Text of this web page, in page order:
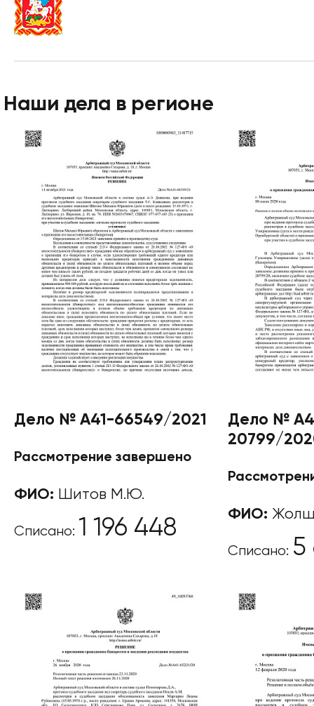
Наши дела в регионе
Дело № А41-66549/2021
Рассмотрение завершено
ФИО: Шитов М.Ю.
Списано: 1 196 448
Дело №
20799/
ФИО:
Списано: 5